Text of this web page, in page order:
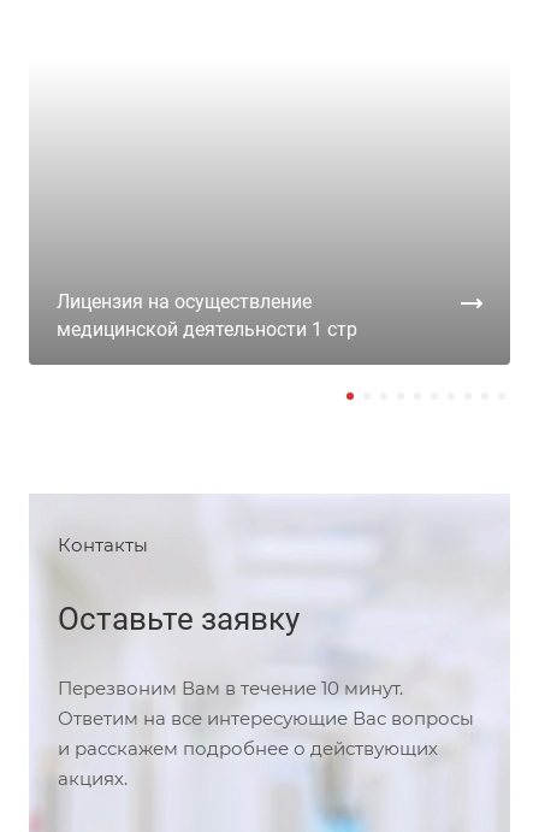
Лицензия на осуществление
медицинской деятельности 1 стр
Контакты
Оставьте заявку
Перезвоним Вам в течение 10 минут.
Ответим на все интересующие Вас вопросы
и расскажем подробнее о действующих
акциях.